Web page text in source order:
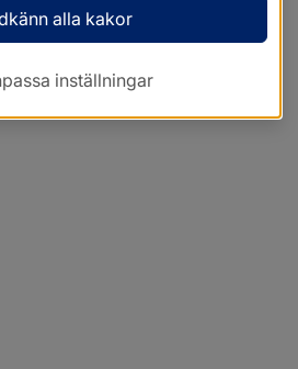
alla kakor
inställningar